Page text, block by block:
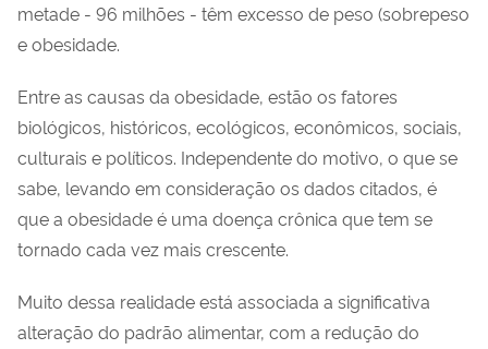
metade - 96 milhões - têm excesso de peso (sobrepeso
e obesidade.
Entre as causas da obesidade, estão os fatores
biológicos, históricos, ecológicos, econômicos, sociais,
culturais e políticos. Independente do motivo, o que se
sabe, levando em consideração os dados citados, é
que a obesidade é uma doença crônica que tem se
tornado cada vez mais crescente.
Muito dessa realidade está associada a significativa
alteração do padrão alimentar, com a redução do